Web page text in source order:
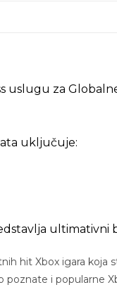
uslugu za
uključuje:
ultimativni
hit Xbox igara koja
poznate i popularne